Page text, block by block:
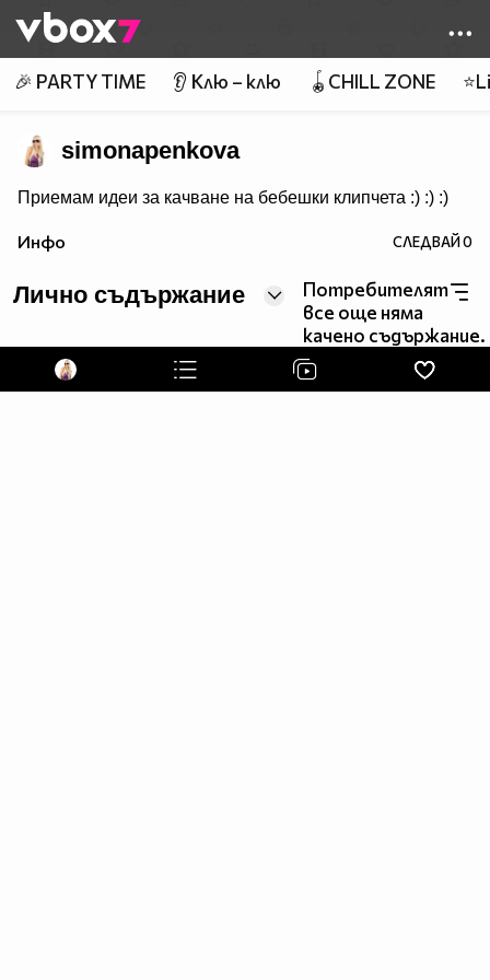
👾
🎉 PARTY TIME 👂 Клю – клю 🪀CHILL ZONE
simonapenkova
Приемам идеи за качване на бебешки клипчета :) :) :)
Инфо СЛЕДВАЙ0
Лично съдържание
Потребителят
все още няма
качено съдържание.